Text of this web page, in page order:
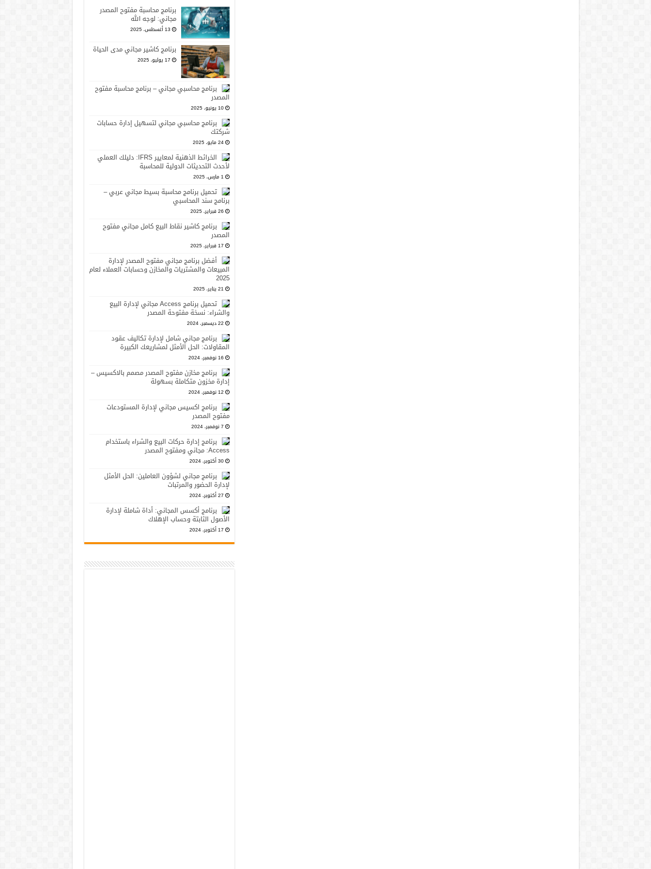
برنامج محاسبة مفتوح المصدر
مجاني: لوجه الله
13 أغسطس، 2025
برنامج كاشير مجاني مدى الحياة
17 يوليو، 2025
برنامج محاسبي مجاني – برنامج محاسبة مفتوح
المصدر
10 يونيو، 2025
برنامج محاسبي مجاني لتسهيل إدارة حسابات
شركتك
24 مايو، 2025
الخرائط الذهنية لمعايير IFRS: دليلك العملي
لأحدث التحديثات الدولية للمحاسبة
1 مارس، 2025
تحميل برنامج محاسبة بسيط مجاني عربي –
برنامج سند المحاسبي
26 فبراير، 2025
برنامج كاشير نقاط البيع كامل مجاني مفتوح
المصدر
17 فبراير، 2025
أفضل برنامج مجاني مفتوح المصدر لإدارة
المبيعات والمشتريات والمخازن وحسابات العملاء لعام
2025
21 يناير، 2025
تحميل برنامج Access مجاني لإدارة البيع
والشراء: نسخة مفتوحة المصدر
22 ديسمبر، 2024
برنامج مجاني شامل لإدارة تكاليف عقود
المقاولات: الحل الأمثل لمشاريعك الكبيرة
16 نوفمبر، 2024
برنامج مخازن مفتوح المصدر مصمم بالاكسيس –
إدارة مخزون متكاملة بسهولة
12 نوفمبر، 2024
برنامج اكسيس مجاني لإدارة المستودعات
مفتوح المصدر
7 نوفمبر، 2024
برنامج إدارة حركات البيع والشراء باستخدام
Access: مجاني ومفتوح المصدر
30 أكتوبر، 2024
برنامج مجاني لشؤون العاملين: الحل الأمثل
لإدارة الحضور والمرتبات
27 أكتوبر، 2024
برنامج أكسس المجاني: أداة شاملة لإدارة
الأصول الثابتة وحساب الإهلاك
17 أكتوبر، 2024